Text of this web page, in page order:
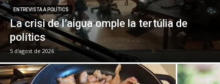
ENTREVISTA A POLÍTICS
La crisi de l’aigua omple la tertúlia de
polítics
5 d'agost de 2026